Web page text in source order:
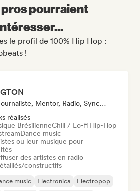
pourraient
le profil de 100% Hip Hop :
!
Média / Journaliste, Mentor, Radio, Synchro
réalisés
BrésilienneChill / Lo-fi Hip-Hop
Dance music
ou leur musique pour
des artistes en radio
constructifs
music Electronica
Electropop